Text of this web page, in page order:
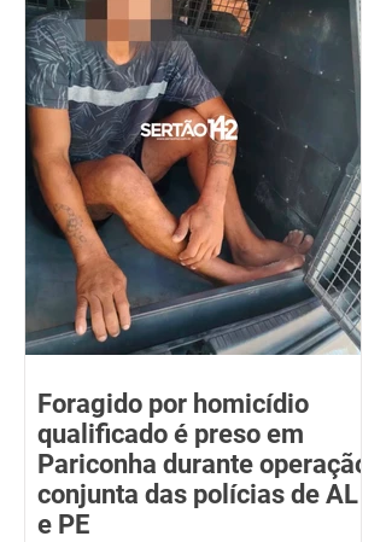
Foragido por homicídio
qualificado é preso em
Pariconha durante operação
conjunta das polícias de AL
e PE